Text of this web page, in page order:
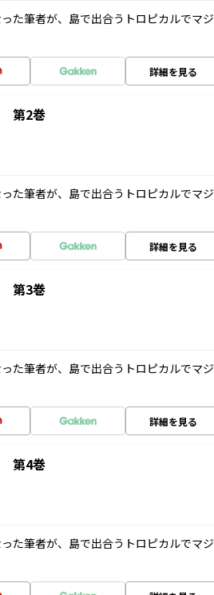
た筆者が、島で出合うトロピカルでマジ
詳細を見る
第2巻
た筆者が、島で出合うトロピカルでマジ
詳細を見る
第3巻
た筆者が、島で出合うトロピカルでマジ
詳細を見る
第4巻
た筆者が、島で出合うトロピカルでマジ